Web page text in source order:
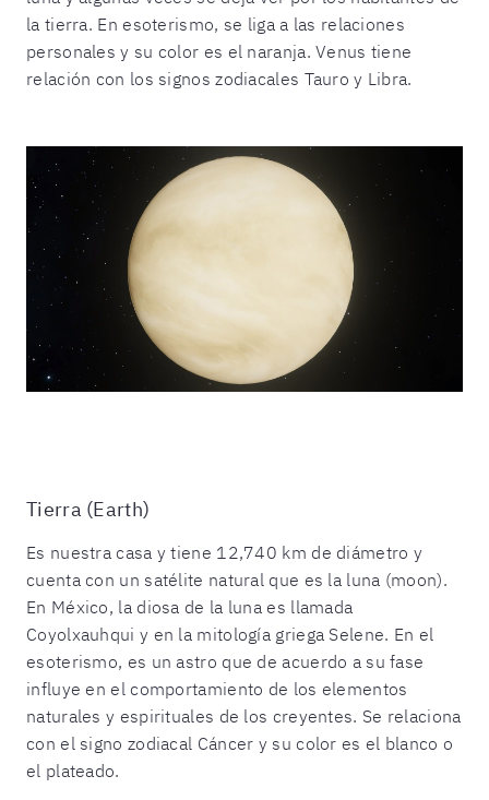
la tierra. En esoterismo, se liga a las relaciones
personales y su color es el naranja. Venus tiene
relación con los signos zodiacales Tauro y Libra.
Tierra (Earth)
Es nuestra casa y tiene 12,740 km de diámetro y
cuenta con un satélite natural que es la luna (moon).
En México, la diosa de la luna es llamada
Coyolxauhqui y en la mitología griega Selene. En el
esoterismo, es un astro que de acuerdo a su fase
influye en el comportamiento de los elementos
naturales y espirituales de los creyentes. Se relaciona
con el signo zodiacal Cáncer y su color es el blanco o
el plateado.